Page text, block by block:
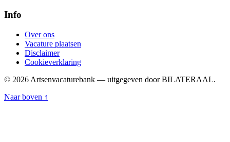
Info
Over ons
Vacature plaatsen
Disclaimer
Cookieverklaring
© 2026 Artsenvacaturebank — uitgegeven door BILATERAAL.
Naar boven ↑